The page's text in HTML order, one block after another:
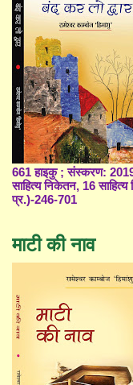
661 हाइकु ; संस्करण:
साहित्य निकेतन, 16 साहित्य
प्र.)-246-701
माटी की नाव